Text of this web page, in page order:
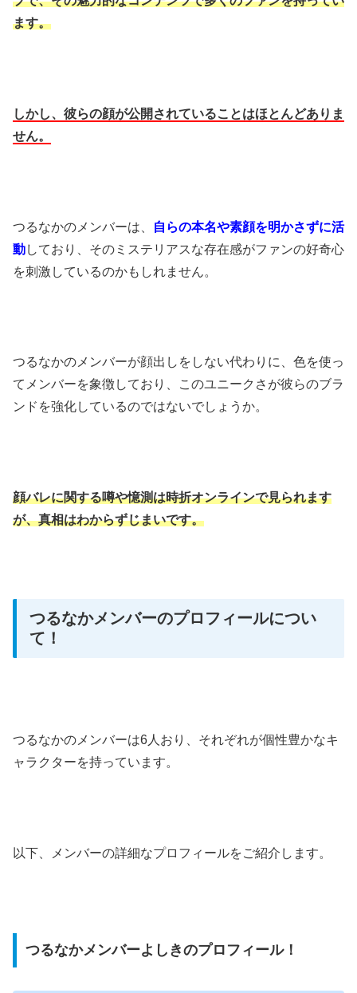
ます。
しかし、彼らの顔が公開されていることはほとんどありま
せん。
つるなかのメンバーは、
自らの本名や素顔を明かさずに活
動しており、そのミステリアスな存在感がファンの好奇心
を刺激しているのかもしれません。
つるなかのメンバーが顔出しをしない代わりに、色を使っ
てメンバーを象徴しており、このユニークさが彼らのブラ
ンドを強化しているのではないでしょうか。
顔バレに関する噂や憶測は時折オンラインで見られます
が、真相はわからずじまいです。
つるなかメンバーのプロフィールについ
て！
つるなかのメンバーは6人おり、それぞれが個性豊かなキ
ャラクターを持っています。
以下、メンバーの詳細なプロフィールをご紹介します。
つるなかメンバーよしきのプロフィール！